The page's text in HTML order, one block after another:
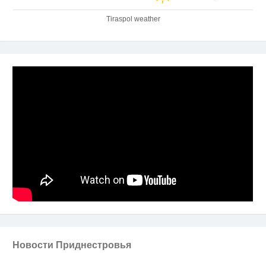
Tiraspol weather
Новости Приднестровья